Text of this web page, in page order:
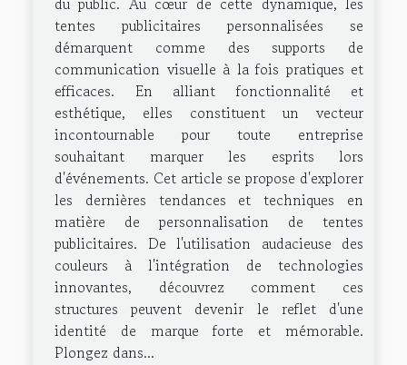
tentes publicitaires personnalisées se
démarquent comme des supports de
communication visuelle à la fois pratiques et
efficaces. En alliant fonctionnalité et
esthétique, elles constituent un vecteur
incontournable pour toute entreprise
souhaitant marquer les esprits lors
d'événements. Cet article se propose d'explorer
les dernières tendances et techniques en
matière de personnalisation de tentes
publicitaires. De l'utilisation audacieuse des
couleurs à l'intégration de technologies
innovantes, découvrez comment ces
structures peuvent devenir le reflet d'une
identité de marque forte et mémorable.
Plongez dans...